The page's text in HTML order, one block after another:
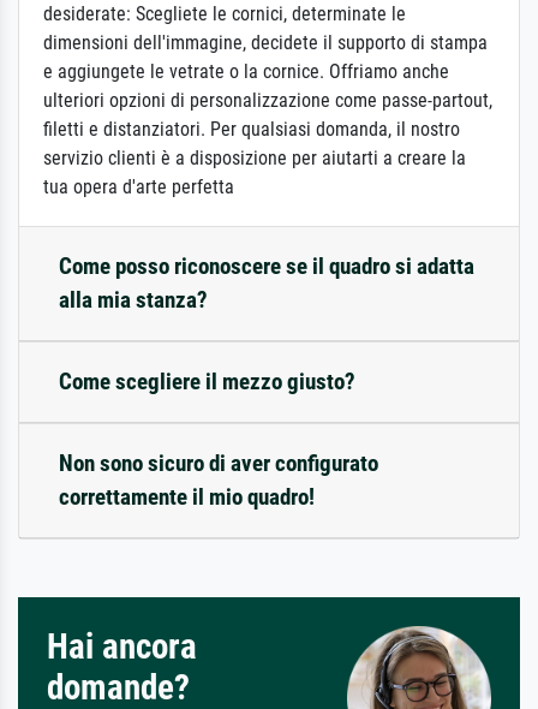
desiderate: Scegliete le cornici, determinate le
dimensioni dell'immagine, decidete il supporto di stampa
e aggiungete le vetrate o la cornice. Offriamo anche
ulteriori opzioni di personalizzazione come passe-partout,
filetti e distanziatori. Per qualsiasi domanda, il nostro
servizio clienti è a disposizione per aiutarti a creare la
tua opera d'arte perfetta
Come posso riconoscere se il quadro si adatta
alla mia stanza?
Come scegliere il mezzo giusto?
Non sono sicuro di aver configurato
correttamente il mio quadro!
Hai ancora
domande?